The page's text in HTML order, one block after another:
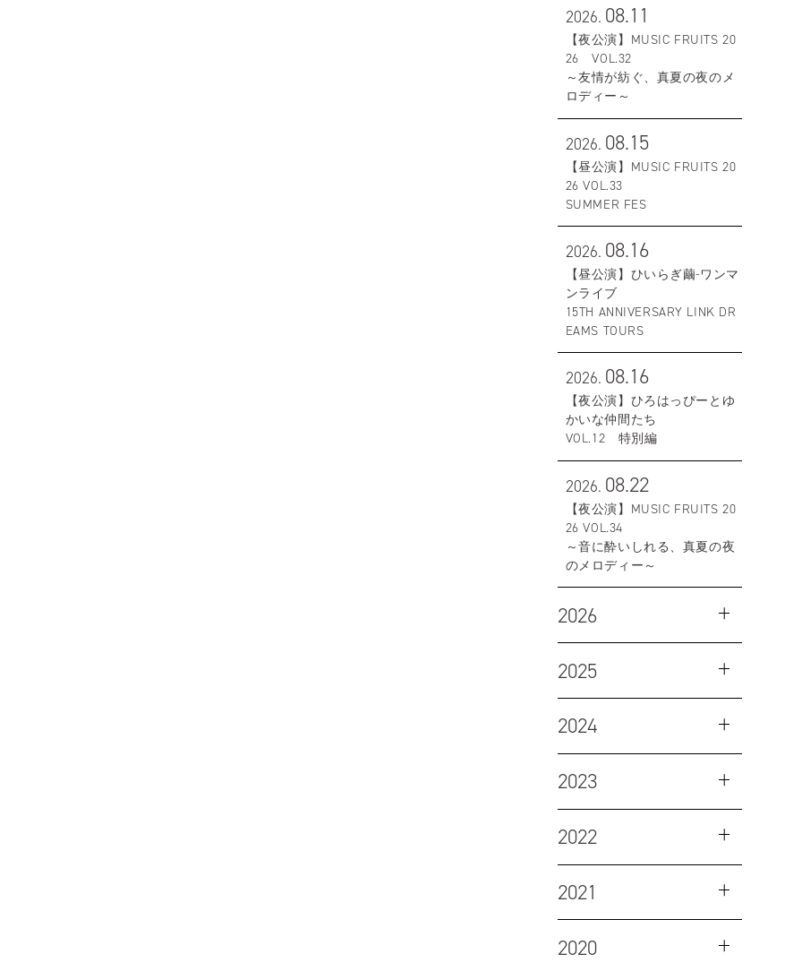
2026. 08.11
【夜公演】MUSIC FRUITS 20
26 VOL.32
～友情が紡ぐ、真夏の夜のメ
ロディー～
2026. 08.15
【昼公演】MUSIC FRUITS 20
26 VOL.33
SUMMER FES
2026. 08.16
【昼公演】ひいらぎ繭-ワンマ
ンライブ
15TH ANNIVERSARY LINK DR
EAMS TOURS
2026. 08.16
【夜公演】ひろはっぴーとゆ
かいな仲間たち
VOL.12 特別編
2026. 08.22
【夜公演】MUSIC FRUITS 20
26 VOL.34
～音に酔いしれる、真夏の夜
のメロディー～
2026
2025
2024
2023
2022
2021
2020